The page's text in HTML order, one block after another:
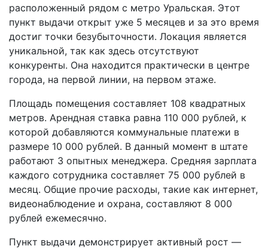
расположенный рядом с метро Уральская. Этот
пункт выдачи открыт уже 5 месяцев и за это время
достиг точки безубыточности. Локация является
уникальной, так как здесь отсутствуют
конкуренты. Она находится практически в центре
города, на первой линии, на первом этаже.
Площадь помещения составляет 108 квадратных
метров. Арендная ставка равна 110 000 рублей, к
которой добавляются коммунальные платежи в
размере 10 000 рублей. В данный момент в штате
работают 3 опытных менеджера. Средняя зарплата
каждого сотрудника составляет 75 000 рублей в
месяц. Общие прочие расходы, такие как интернет,
видеонаблюдение и охрана, составляют 8 000
рублей ежемесячно.
Пункт выдачи демонстрирует активный рост —